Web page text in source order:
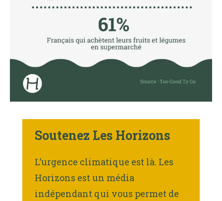
Soutenez Les Horizons
L’urgence climatique est là. Les
Horizons est un média
indépendant qui vous permet de